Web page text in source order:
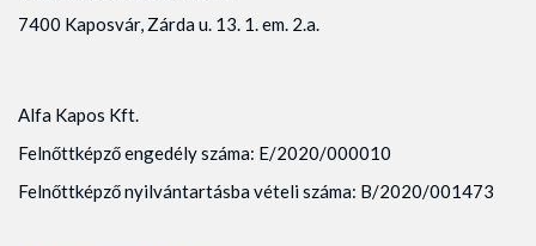
7400 Kaposvár, Zárda u. 13. 1. em. 2.a.
Alfa Kapos Kft.
Felnőttképző engedély száma: E/2020/000010
Felnőttképző nyilvántartásba vételi száma: B/2020/001473